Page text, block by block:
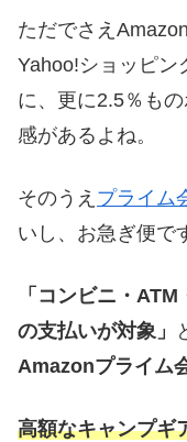
ただでさえ
Yahoo!ショッピン
に、更に2.5％も
感があるよね。
そのうえ プライム
いし、お急ぎ便で
「コンビニ・
の支払いが対象」
Amazonプライム
高額なキャンプギ